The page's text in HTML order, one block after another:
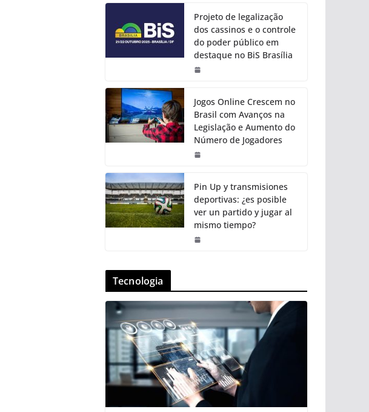
Projeto de legalização
dos cassinos e o controle
do poder público em
destaque no BiS Brasília
Jogos Online Crescem no
Brasil com Avanços na
Legislação e Aumento do
Número de Jogadores
Pin Up y transmisiones
deportivas: ¿es posible
ver un partido y jugar al
mismo tiempo?
Tecnologia